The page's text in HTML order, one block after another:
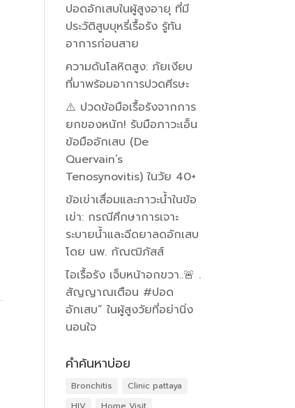
ปอดอักเสบในผู้สูงอายุ ที่มี
ประวัติสูบบุหรี่เรื้อรัง รู้ทัน
อาการก่อนสาย
ความดันโลหิตสูง: ภัยเงียบ
ที่มาพร้อมอาการปวดศีรษะ
⚠️ ปวดข้อมือเรื้อรังจากการ
ยกของหนัก! รับมือภาวะเอ็น
ข้อมืออักเสบ (De
Quervain’s
Tenosynovitis) ในวัย 40+
ข้อเข่าเสื่อมและภาวะน้ำในข้อ
เข่า: กรณีศึกษาการเจาะ
ระบายน้ำและฉีดยาลดอักเสบ
โดย นพ. กัณฒิภัสส์
ไอเรื้อรัง เจ็บหน้าอกขวา..🚨 .
สัญญาณเตือน #ปอด
อักเสบ” ในผู้สูงวัยที่อย่านิ่ง
นอนใจ
คำค้นหาบ่อย
Bronchitis
Clinic pattaya